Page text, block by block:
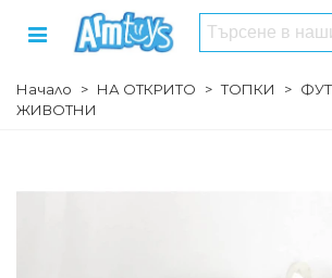
Начало > НА ОТКРИТО > ТОПКИ >
ЖИВОТНИ